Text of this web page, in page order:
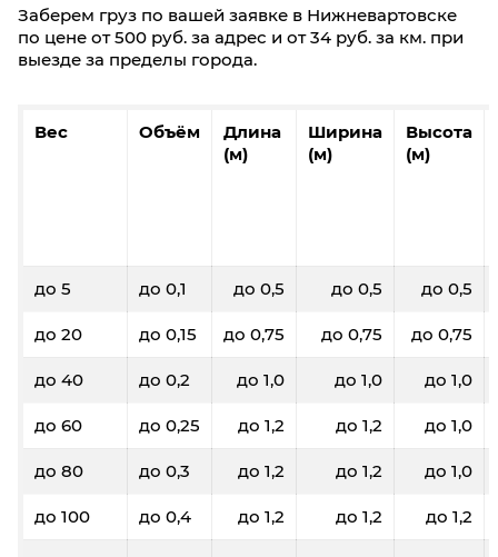
Заберем груз по вашей заявке в Нижневартовске
по цене от 500 руб. за адрес и от 34 руб. за км. при
выезде за пределы города.
Вес Объём
Длина
(м)
Ширина
(м)
Высота
(м)
до 5 до 0,1 до 0,5 до 0,5 до 0,5
до 20 до 0,15 до 0,75 до 0,75 до 0,75
до 40 до 0,2 до 1,0 до 1,0 до 1,0
до 60 до 0,25 до 1,2 до 1,2 до 1,0
до 80 до 0,3 до 1,2 до 1,2 до 1,0
до 100 до 0,4 до 1,2 до 1,2 до 1,2